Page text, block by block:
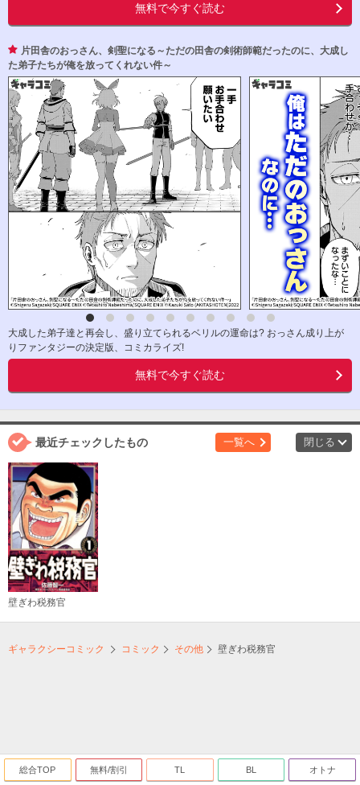
無料で今すぐ読む
片田舎のおっさん、剣聖になる～ただの田舎の剣術師範だったのに、大成し
た弟子たちが俺を放ってくれない件～
大成した弟子達と再会し、盛り立てられるベリルの運命は? おっさん成り上が
りファンタジーの決定版、コミカライズ!
無料で今すぐ読む
最近チェックしたもの 一覧へ 閉じる
壁ぎわ税務官
ギャラクシーコミック コミック その他 壁ぎわ税務官
総合TOP 無料/割引 TL BL オトナ